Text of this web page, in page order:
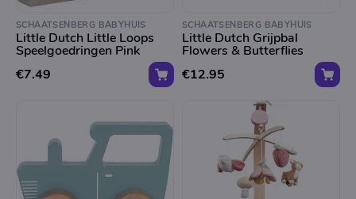
SCHAATSENBERG BABYHUIS
Little Dutch Little Loops
Speelgoedringen Pink
€7.49
SCHAATSENBERG BABYHUIS
Little Dutch Grijpbal
Flowers & Butterflies
€12.95